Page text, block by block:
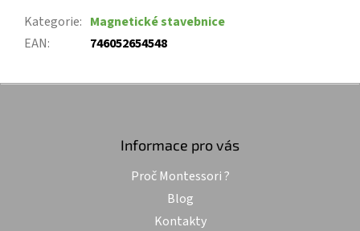
Kategorie: Magnetické stavebnice
EAN: 746052654548
Z
Informace pro vás
Proč Montessori ?
Blog
Kontakty